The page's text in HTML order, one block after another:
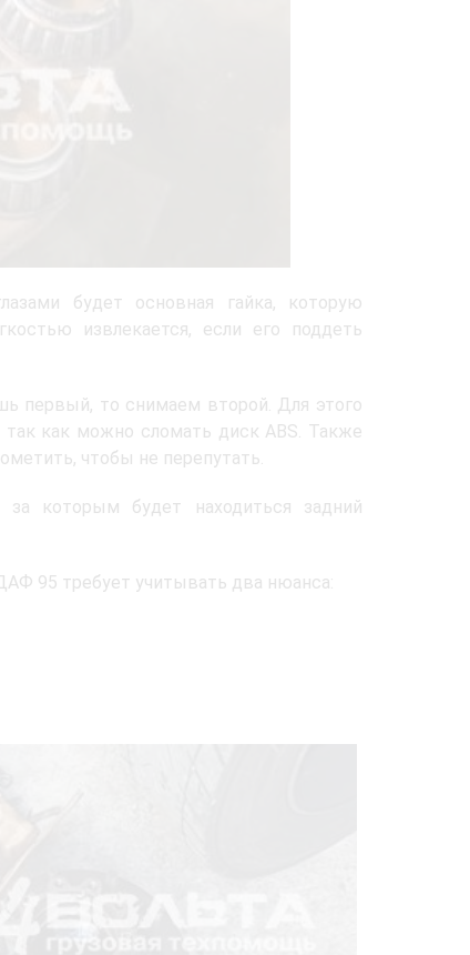
будет основная гайка, которую
извлекается, если его поддеть
первый, то снимаем второй. Для этого
как можно сломать диск ABS. Также
чтобы не перепутать.
за которым будет находиться задний
95 требует учитывать два нюанса: